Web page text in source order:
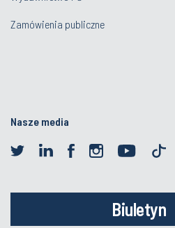
Zamówienia publiczne
Nasze media
Biuletyn